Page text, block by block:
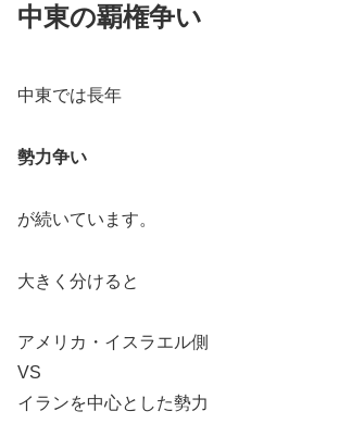
中東の覇権争い
中東では長年
勢力争い
が続いています。
大きく分けると
アメリカ・イスラエル側
VS
イランを中心とした勢力